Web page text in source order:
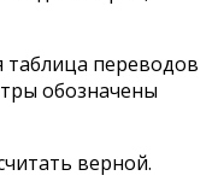
таблица переводов
обозначены
верной.